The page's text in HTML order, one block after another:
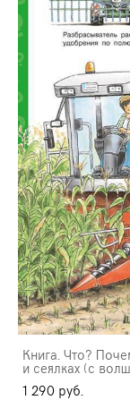
Книга. Что?
и сеялках (с
1 290 pуб.